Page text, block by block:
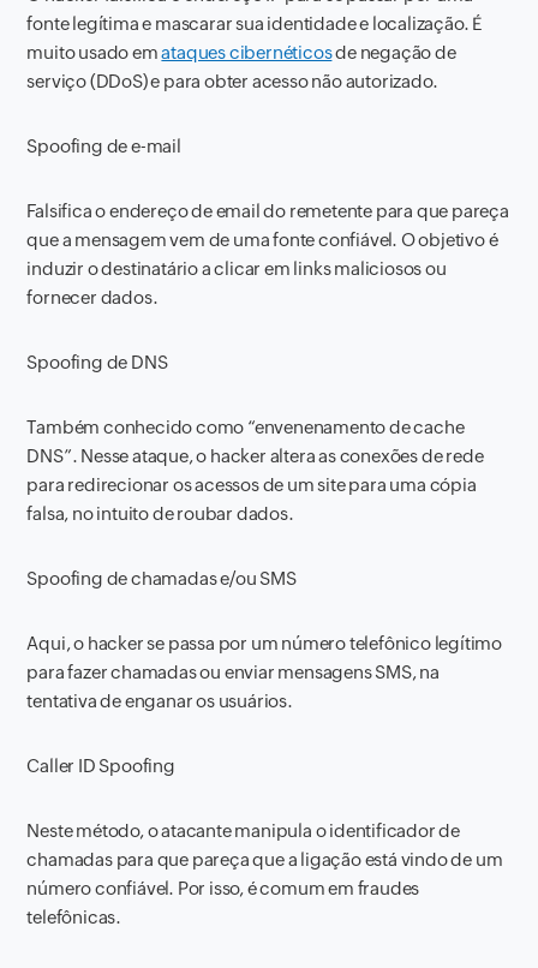
fonte legítima e mascarar sua identidade e localização. É
muito usado emataques cibernéticosde negação de
serviço (DDoS) e para obter acesso não autorizado.
Spoofing de e-mail
Falsifica o endereço de email do remetente para que pareça
que a mensagem vem de uma fonte confiável. O objetivo é
induzir o destinatário a clicar em links maliciosos ou
fornecer dados.
Spoofing de DNS
Também conhecido como “envenenamento de cache
DNS”. Nesse ataque, o hacker altera as conexões de rede
para redirecionar os acessos de um site para uma cópia
falsa, no intuito de roubar dados.
Spoofing de chamadas e/ou SMS
Aqui, o hacker se passa por um número telefônico legítimo
para fazer chamadas ou enviar mensagens SMS, na
tentativa de enganar os usuários.
Caller ID Spoofing
Neste método, o atacante manipula o identificador de
chamadas para que pareça que a ligação está vindo de um
número confiável. Por isso, é comum em fraudes
telefônicas.